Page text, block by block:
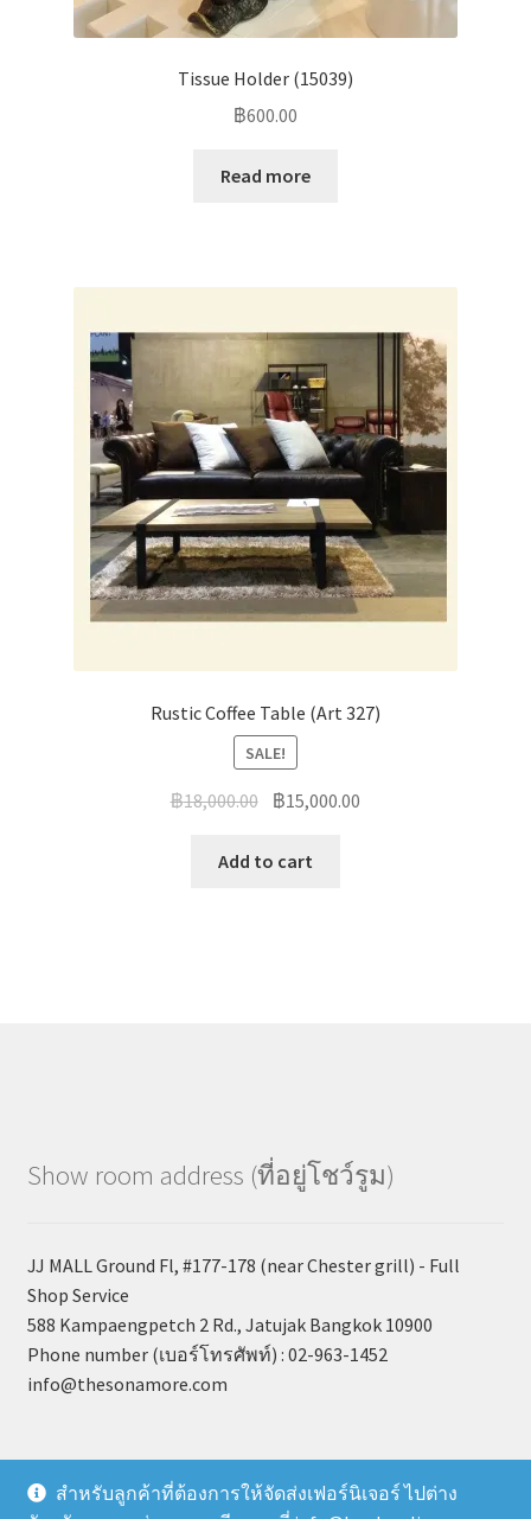
Tissue Holder (15039)
฿600.00
Read more
Rustic Coffee Table (Art 327)
SALE!
฿18,000.00 ฿15,000.00
Add to cart
Show room address (ที่อยู่โชว์รูม)
JJ MALL Ground Fl, #177-178 (near Chester grill) - Full
Shop Service
588 Kampaengpetch 2 Rd., Jatujak Bangkok 10900
Phone number (เบอร์โทรศัพท์) : 02-963-1452
info@thesonamore.com
สำหรับลูกค้าที่ต้องการให้จัดส่งเฟอร์นิเจอร์ ไปต่าง